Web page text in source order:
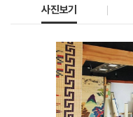
사진보기